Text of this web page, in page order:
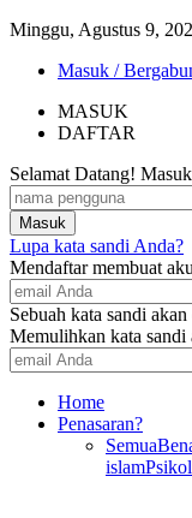
Minggu, Agustus 9,
Masuk /
MASUK
DAFTAR
Selamat Datang!
Lupa kata sandi Anda?
Mendaftar membuat
Sebuah kata sandi
Memulihkan kata sandi
Home
Penasaran?
Semua
islam